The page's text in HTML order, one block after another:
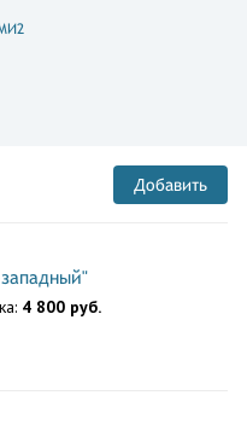
Добавить
4 800 руб.